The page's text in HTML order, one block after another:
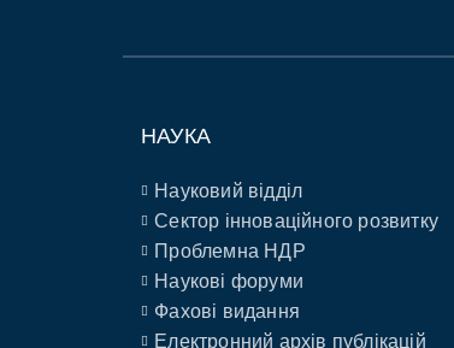
НАУКА
Науковий відділ
Сектор інноваційного розвитку
Проблемна НДР
Наукові форуми
Фахові видання
Електронний архів публікацій